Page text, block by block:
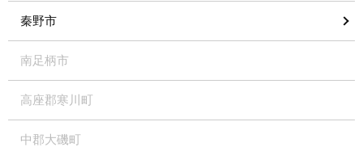
秦野市
南足柄市
高座郡寒川町
中郡大磯町